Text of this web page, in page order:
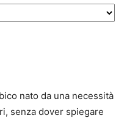
nato da una necessità
senza dover spiegare